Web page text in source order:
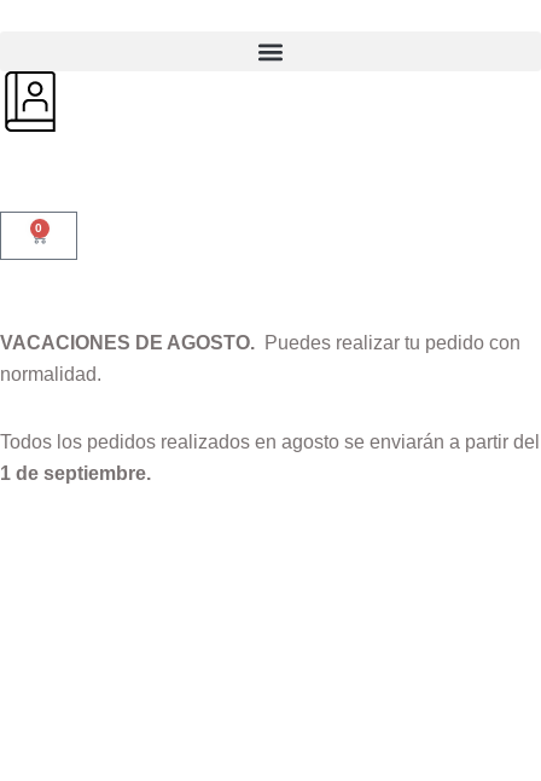
0
VACACIONES DE AGOSTO. Puedes realizar tu pedido con
normalidad.
Todos los pedidos realizados en agosto se enviarán a partir del
1 de septiembre.